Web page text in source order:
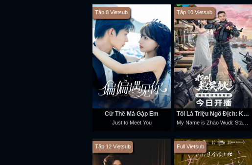
Tập 8 Vietsub
Cứ Thế Mà Gặp Em
Just to Meet You
Tập 10 Vietsub
Tôi Là Triệu Ngô Địch: Khởi Động Lại
My Name is Zhao Wudi: Starting Over
Tập 12 Vietsub Full Vietsub